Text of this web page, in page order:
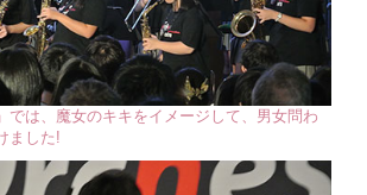
では、魔女のキキをイメージして、男女問わ
ました!